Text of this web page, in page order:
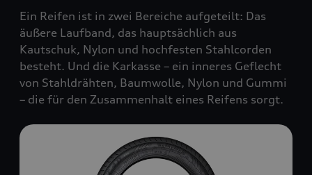
Ein Reifen ist in zwei Bereiche aufgeteilt: Das
äußere Laufband, das hauptsächlich aus
Kautschuk, Nylon und hochfesten Stahlcorden
besteht. Und die Karkasse – ein inneres Geflecht
von Stahldrähten, Baumwolle, Nylon und Gummi
– die für den Zusammenhalt eines Reifens sorgt.